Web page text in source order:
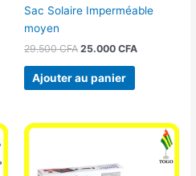
Sac Solaire Imperméable
moyen
29.500CFA 25.000 CFA
Ajouter au panier